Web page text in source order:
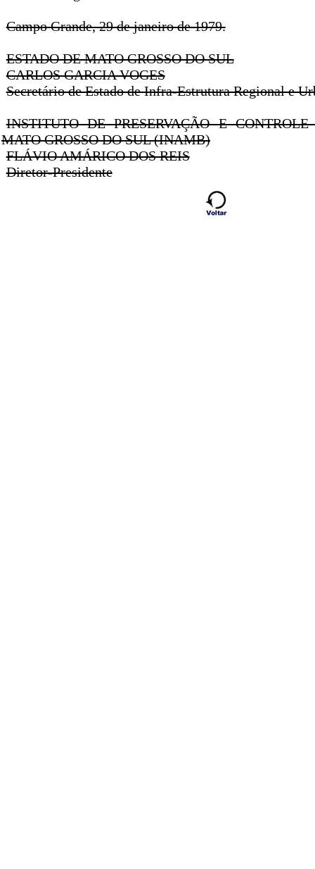
Campo Grande, 29 de janeiro de 1979.
ESTADO DE MATO GROSSO DO SUL
CARLOS GARCIA VOGES
Secretário de Estado de Infra-Estrutura Regional e
INSTITUTO DE PRESERVAÇÃO E
MATO GROSSO DO SUL (INAMB)
FLÁVIO AMÁRICO DOS REIS
Diretor-Presidente